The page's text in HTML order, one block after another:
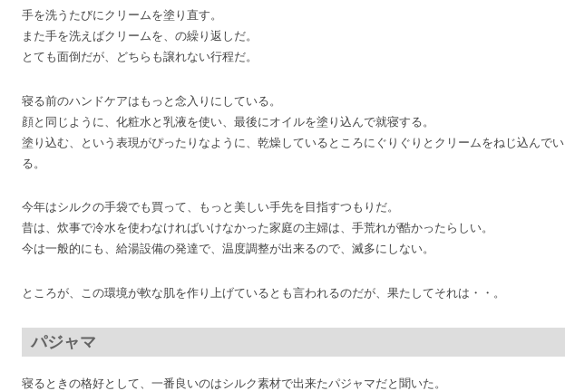
手を洗うたびにクリームを塗り直す。
また手を洗えばクリームを、の繰り返しだ。
とても面倒だが、どちらも譲れない行程だ。
寝る前のハンドケアはもっと念入りにしている。
顔と同じように、化粧水と乳液を使い、最後にオイルを塗り込んで就寝する。
塗り込む、という表現がぴったりなように、乾燥しているところにぐりぐりとクリームをねじ込んでい
る。
今年はシルクの手袋でも買って、もっと美しい手先を目指すつもりだ。
昔は、炊事で冷水を使わなければいけなかった家庭の主婦は、手荒れが酷かったらしい。
今は一般的にも、給湯設備の発達で、温度調整が出来るので、滅多にしない。
ところが、この環境が軟な肌を作り上げているとも言われるのだが、果たしてそれは・・。
パジャマ
寝るときの格好として、一番良いのはシルク素材で出来たパジャマだと聞いた。